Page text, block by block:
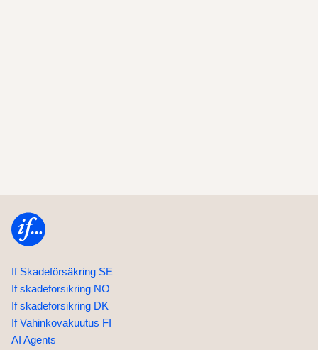
Home
If Skadeförsäkring SE
If skadeforsikring NO
If skadeforsikring DK
If Vahinkovakuutus FI
AI Agents